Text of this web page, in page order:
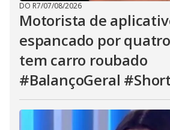
DO R7/07/08/2026
Motorista de
espancado por
tem carro roubado
#BalançoGeral